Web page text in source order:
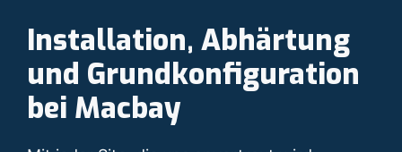
Installation, Abhärtung
und Grundkonfiguration
bei Macbay